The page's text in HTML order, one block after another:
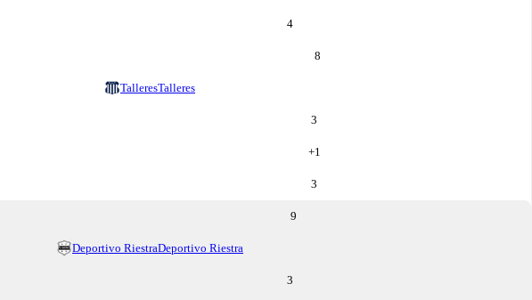
4
8
TalleresTalleres
3
+1
3
9
Deportivo RiestraDeportivo Riestra
3